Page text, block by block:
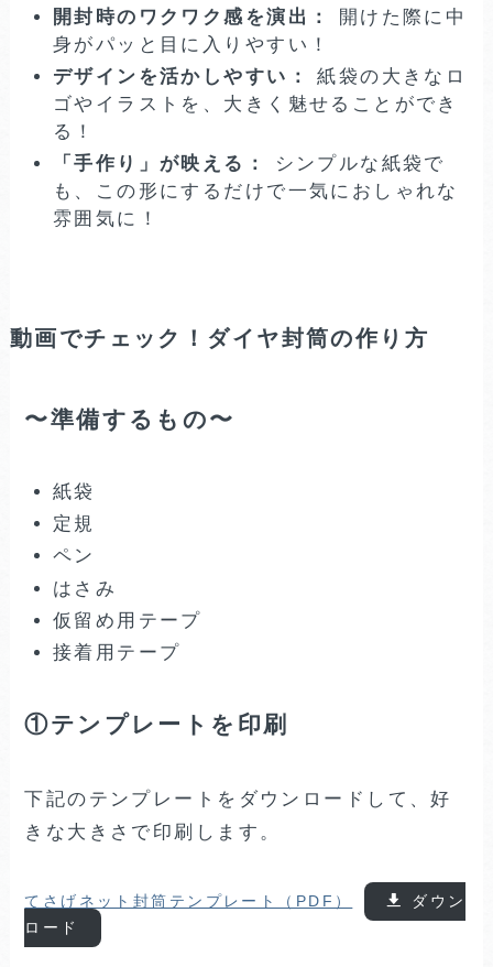
開封時のワクワク感を演出：
開けた際に中
身がパッと目に入りやすい！
デザインを活かしやすい：
紙袋の大きなロ
ゴやイラストを、大きく魅せることができ
る！
「手作り」が映える：
シンプルな紙袋で
も、この形にするだけで一気におしゃれな
雰囲気に！
動画でチェック！ダイヤ封筒の作り方
〜準備するもの〜
紙袋
定規
ペン
はさみ
仮留め用テープ
接着用テープ
①テンプレートを印刷
下記のテンプレートをダウンロードして、好
きな大きさで印刷します。
てさげネット封筒テンプレート（PDF）
ダウン
ロード